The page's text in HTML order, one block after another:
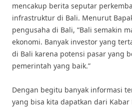
mencakup berita seputar
infrastruktur di Bali. Menurut
pengusaha di Bali, “Bali semakin
ekonomi. Banyak investor yang
di Bali karena potensi pasar yang
pemerintah yang baik.”
Dengan begitu banyak informasi
yang bisa kita dapatkan dari Kabar